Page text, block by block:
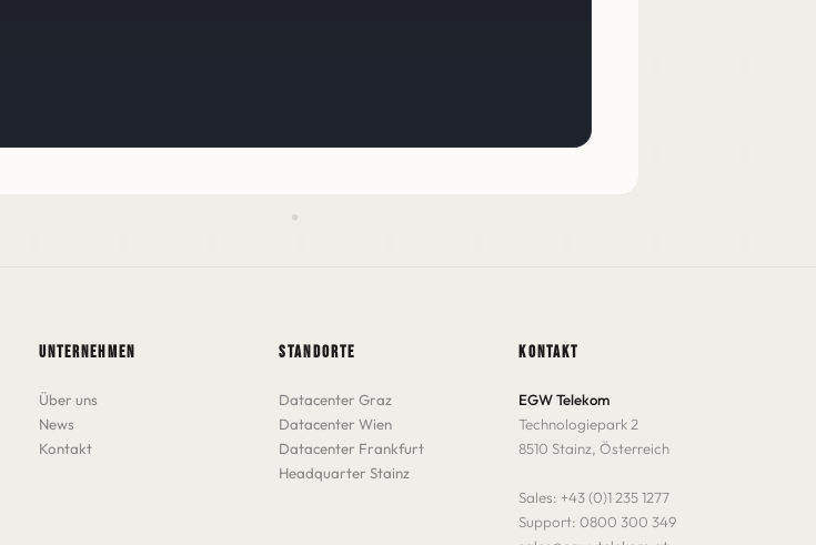
UNTERNEHMEN
Über uns
News
Kontakt
STANDORTE
Datacenter Graz
Datacenter Wien
Datacenter Frankfurt
Headquarter Stainz
KONTAKT
EGW Telekom
Technologiepark 2
8510 Stainz, Österreich
Sales: +43 (0)1 235 1277
Support:0800 300 349